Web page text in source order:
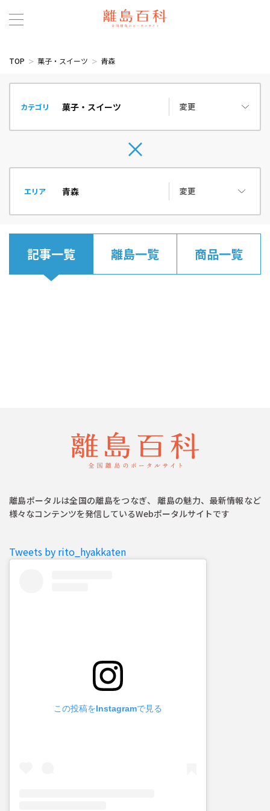
TOP 菓子・スイーツ 青森
カテゴリ 変更
エリア 変更
記事一覧 離島一覧 商品一覧
離島ポータルは全国の離島をつなぎ、 離島の魅力、最新情報など
様々なコンテンツを発信しているWebポータルサイトです
Tweets by rito_hyakkaten
この投稿をInstagramで見る